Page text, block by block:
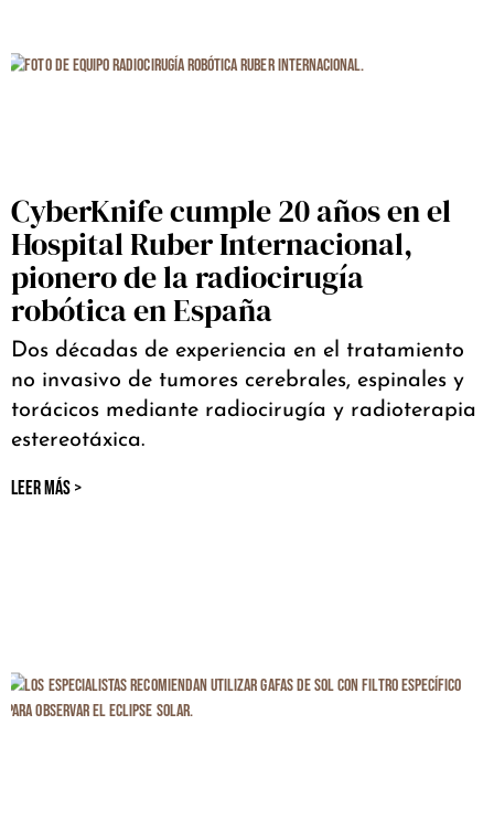
CyberKnife cumple 20 años en el
Hospital Ruber Internacional,
pionero de la radiocirugía
robótica en España
Dos décadas de experiencia en el tratamiento
no invasivo de tumores cerebrales, espinales y
torácicos mediante radiocirugía y radioterapia
estereotáxica.
LEER MÁS >